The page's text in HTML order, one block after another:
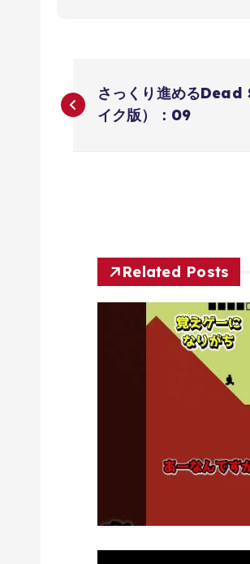
投
稿
さっくり進める‎Dead
イク版）：09
Related Posts